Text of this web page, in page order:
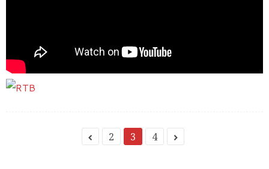
2 3 4